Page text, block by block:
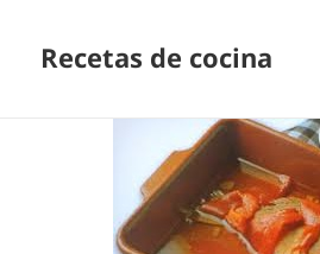
Recetas de cocina